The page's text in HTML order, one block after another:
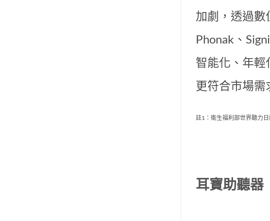
加劇，透過數
Phonak、
智能化、年
更符合市場需
註1：衛生福利部世界聽力日
耳寶助聽器